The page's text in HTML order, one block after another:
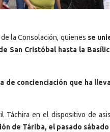
la Consolación, quienes se
San Cristóbal hasta la
de concienciación que ha
en el dispositivo de
de Táriba, el pasado